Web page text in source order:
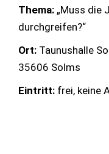
Thema: „Muss die
durchgreifen?“
Ort: Taunushalle
35606 Solms
Eintritt: frei, keine